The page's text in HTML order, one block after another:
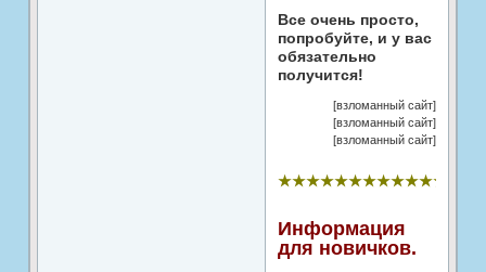
Все очень просто,
попробуйте, и у вас
обязательно
получится!
[взломанный сайт]
[взломанный сайт]
[взломанный сайт]
Информация
для новичков.